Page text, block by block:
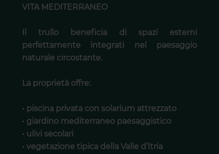
VITA MEDITERRANEO
Il trullo beneficia di spazi esterni
perfettamente integrati nel paesaggio
naturale circostante.
La proprietà offre:
• piscina privata con solarium attrezzato
• giardino mediterraneo paesaggistico
• ulivi secolari
• vegetazione tipica della Valle d’Itria